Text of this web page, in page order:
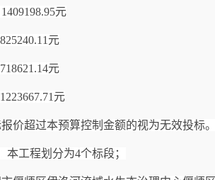
元
元
元
元
价超过本预算控制金额的视为无效投标
本工程划分为4个标段；